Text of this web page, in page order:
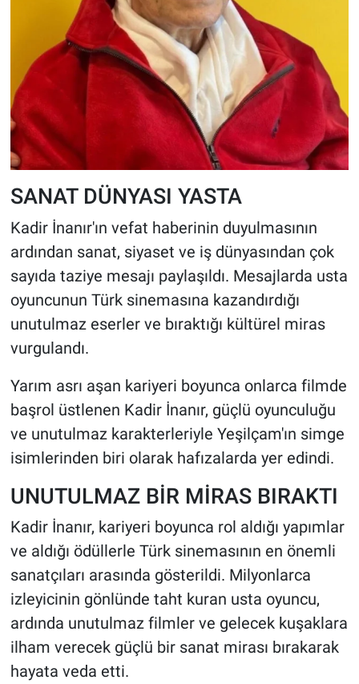
SANAT DÜNYASI YASTA
Kadir İnanır'ın vefat haberinin duyulmasının
ardından sanat, siyaset ve iş dünyasından çok
sayıda taziye mesajı paylaşıldı. Mesajlarda usta
oyuncunun Türk sinemasına kazandırdığı
unutulmaz eserler ve bıraktığı kültürel miras
vurgulandı.
Yarım asrı aşan kariyeri boyunca onlarca filmde
başrol üstlenen Kadir İnanır, güçlü oyunculuğu
ve unutulmaz karakterleriyle Yeşilçam'ın simge
isimlerinden biri olarak hafızalarda yer edindi.
UNUTULMAZ BİR MİRAS BIRAKTI
Kadir İnanır, kariyeri boyunca rol aldığı yapımlar
ve aldığı ödüllerle Türk sinemasının en önemli
sanatçıları arasında gösterildi. Milyonlarca
izleyicinin gönlünde taht kuran usta oyuncu,
ardında unutulmaz filmler ve gelecek kuşaklara
ilham verecek güçlü bir sanat mirası bırakarak
hayata veda etti.